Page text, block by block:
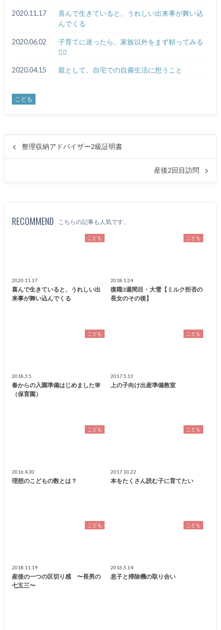
2020.11.17
喜んで生きていると、うれしい出来事が舞い込
んでくる
2020.06.02
子育てに迷ったら、家族以外をまず頼ってみる
🙆‍♀️
2020.04.15 親として、自宅での自粛生活に想うこと
こども
整理収納アドバイザー2級証明書
産後2回目訪問
RECOMMEND こちらの記事も人気です。
こども
2020.11.17
喜んで生きていると、うれしい出
来事が舞い込んでくる
こども
2018.1.24
復職3週間目・大雪【ミルク拒否の
長女のその後】
こども
2018.3.5
春からの入園準備はじめました🌸
（保育園）
こども
2017.5.13
上の子向け出産準備教室
こども
2016.4.30
理想のこどもの数とは？
こども
2017.10.22
本をたくさん読む子に育てたい
こども
2018.11.19
産後の一つの区切り感 〜長男の
七五三〜
こども
2016.5.14
息子と掃除機の取り合い